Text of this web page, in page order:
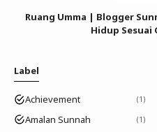
Ruang Umma | Blogger
Hidup Sesuai
Label
Achievement 1
Amalan Sunnah 1